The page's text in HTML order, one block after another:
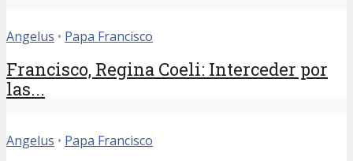
Angelus • Papa Francisco
Francisco, Regina Coeli: Interceder por
las...
Angelus • Papa Francisco